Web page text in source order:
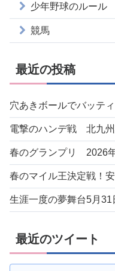
少年野球のルール
競馬
最近の投稿
穴あきボールでバッテ
電撃のハンデ戦 北九
春のグランプリ 2026
春のマイル王決定戦！
生涯一度の夢舞台5月31
最近のツイート